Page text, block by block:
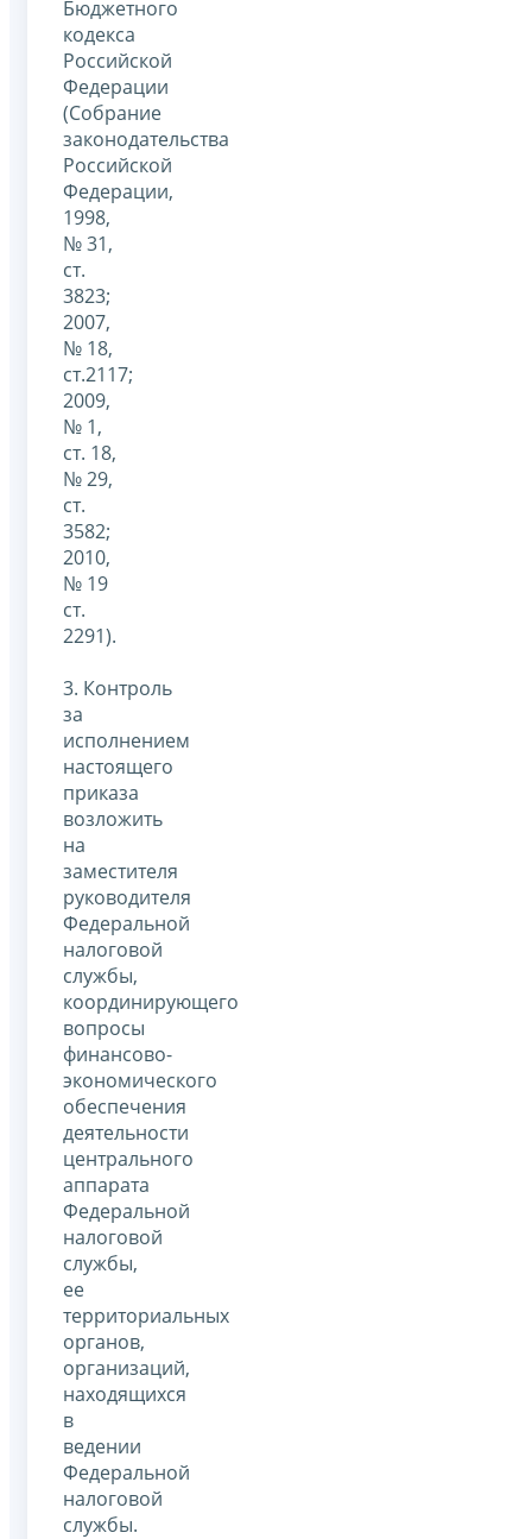
Бюджетного
кодекса
Российской
Федерации
(Собрание
законодательства
Российской
Федерации,
1998,
№ 31,
ст.
3823;
2007,
№ 18,
ст.2117;
2009,
№ 1,
ст. 18,
№ 29,
ст.
3582;
2010,
№ 19
ст.
2291).
3. Контроль
за
исполнением
настоящего
приказа
возложить
на
заместителя
руководителя
Федеральной
налоговой
службы,
координирующего
вопросы
финансово-
экономического
обеспечения
деятельности
центрального
аппарата
Федеральной
налоговой
службы,
ее
территориальных
органов,
организаций,
находящихся
в
ведении
Федеральной
налоговой
службы.